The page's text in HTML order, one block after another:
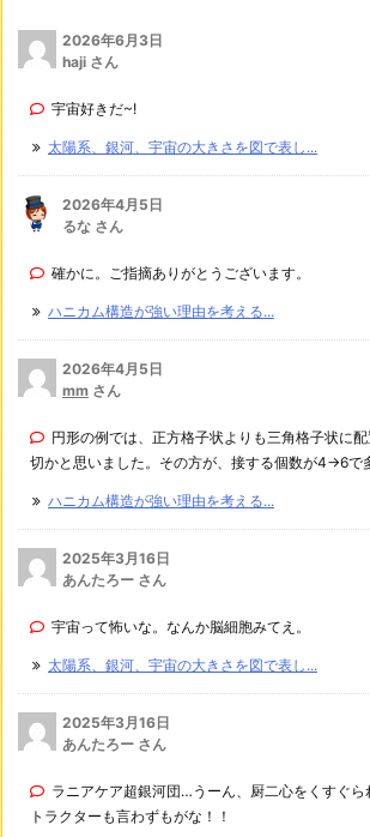
2026年6月3日
haji さん
宇宙好きだ~!
太陽系、銀河、宇宙の大きさを図で表し...
2026年4月5日
るな さん
確かに。ご指摘ありがとうございます。
ハニカム構造が強い理由を考える...
2026年4月5日
mm さん
円形の例では、正方格子状よりも三角格子状に
切かと思いました。その方が、接する個数が4→6で
ハニカム構造が強い理由を考える...
2025年3月16日
あんたろー さん
宇宙って怖いな。なんか脳細胞みてえ。
太陽系、銀河、宇宙の大きさを図で表し...
2025年3月16日
あんたろー さん
ラニアケア超銀河団…うーん、厨二心をくすぐら
トラクターも言わずもがな！！